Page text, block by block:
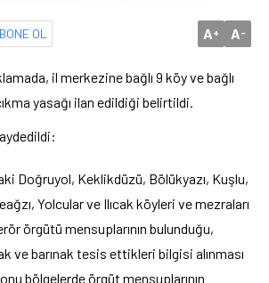
OL A+ A-
il merkezine bağlı 9 köy ve bağlı
yasağı ilan edildiği belirtildi.
Doğruyol, Keklikdüzü, Bölükyazı, Kuşlu,
Yolcular ve Ilıcak köyleri ve mezraları
örgütü mensuplarının bulunduğu,
ve barınak tesis ettikleri bilgisi alınması
bölgelerde örgüt mensuplarının